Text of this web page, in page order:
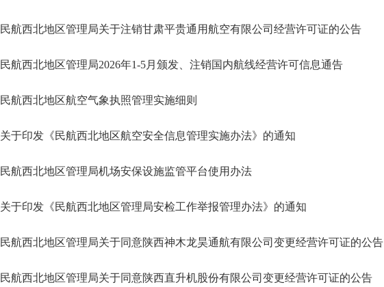
民航西北地区管理局关于注销甘肃平贵通用航空有限公司经营许可证的公告
民航西北地区管理局2026年1-5月颁发、注销国内航线经营许可信息通告
民航西北地区航空气象执照管理实施细则
关于印发《民航西北地区航空安全信息管理实施办法》的通知
民航西北地区管理局机场安保设施监管平台使用办法
关于印发《民航西北地区管理局安检工作举报管理办法》的通知
民航西北地区管理局关于同意陕西神木龙昊通航有限公司变更经营许可证的公告
民航西北地区管理局关于同意陕西直升机股份有限公司变更经营许可证的公告